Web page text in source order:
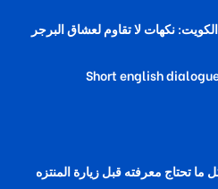
نكهات لا تقاوم لعشاق البرجر
Short english
تحتاج معرفته قبل زيارة المنتزه